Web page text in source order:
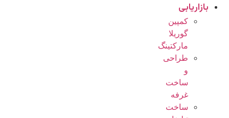
بازاریابی
کمپین
گوریلا
مارکتینگ
طراحی
و
ساخت
غرفه
ساخت